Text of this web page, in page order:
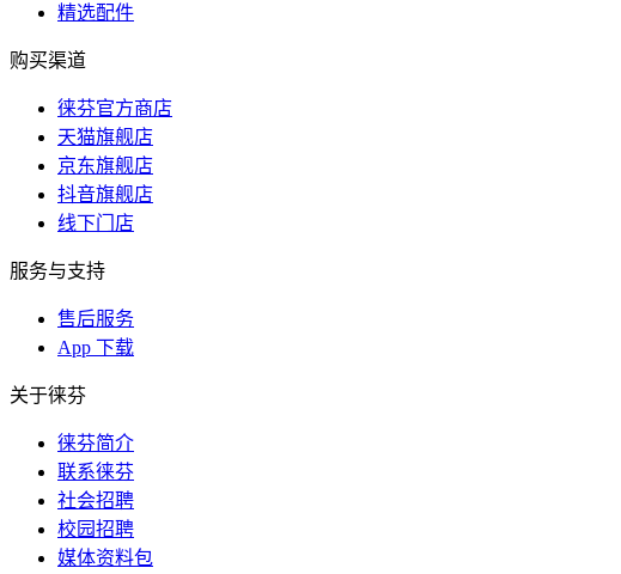
精选配件
购买渠道
徕芬官方商店
天猫旗舰店
京东旗舰店
抖音旗舰店
线下门店
服务与支持
售后服务
App 下载
关于徕芬
徕芬简介
联系徕芬
社会招聘
校园招聘
媒体资料包